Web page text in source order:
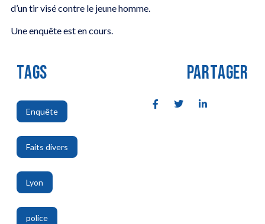
d’un tir visé contre le jeune homme.
Une enquête est en cours.
TAGS
Enquête
,
Faits divers
,
Lyon
,
police
PARTAGER